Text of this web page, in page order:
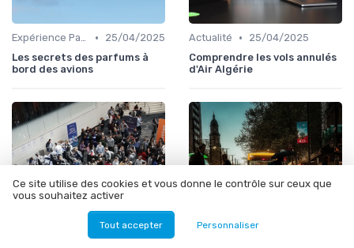
Expérience Passager •
25/04/2025
Les secrets des parfums à
bord des avions
Actualité •
25/04/2025
Comprendre les vols annulés
d'Air Algérie
Ce site utilise des cookies et vous donne le contrôle sur ceux que
vous souhaitez activer
Tout accepter Personnaliser